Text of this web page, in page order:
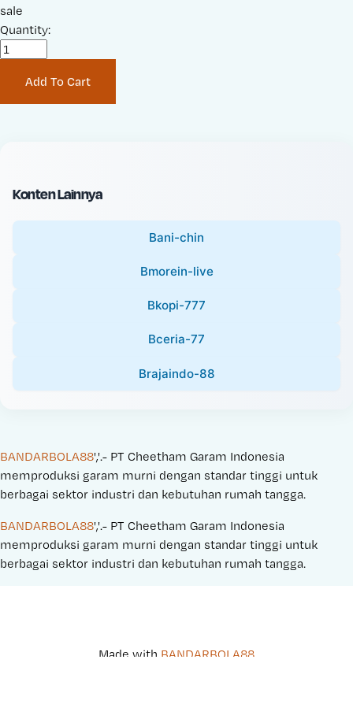
a
l
e
i
n
a
c
e
sale
Quantity:
Add To Cart
Konten Lainnya
Bani-chin
Bmorein-live
Bkopi-777
Bceria-77
Brajaindo-88
BANDARBOLA88','.- PT Cheetham Garam Indonesia
memproduksi garam murni dengan standar tinggi untuk
berbagai sektor industri dan kebutuhan rumah tangga.
BANDARBOLA88','.- PT Cheetham Garam Indonesia
memproduksi garam murni dengan standar tinggi untuk
berbagai sektor industri dan kebutuhan rumah tangga.
Made with BANDARBOLA88